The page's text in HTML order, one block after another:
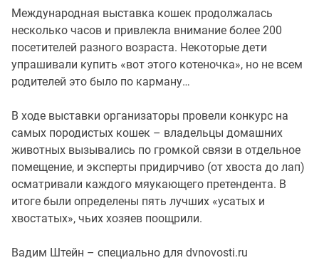
Международная выставка кошек продолжалась
несколько часов и привлекла внимание более 200
посетителей разного возраста. Некоторые дети
упрашивали купить «вот этого котеночка», но не всем
родителей это было по карману…
В ходе выставки организаторы провели конкурс на
самых породистых кошек – владельцы домашних
животных вызывались по громкой связи в отдельное
помещение, и эксперты придирчиво (от хвоста до лап)
осматривали каждого мяукающего претендента. В
итоге были определены пять лучших «усатых и
хвостатых», чьих хозяев поощрили.
Вадим Штейн – специально для dvnovosti.ru